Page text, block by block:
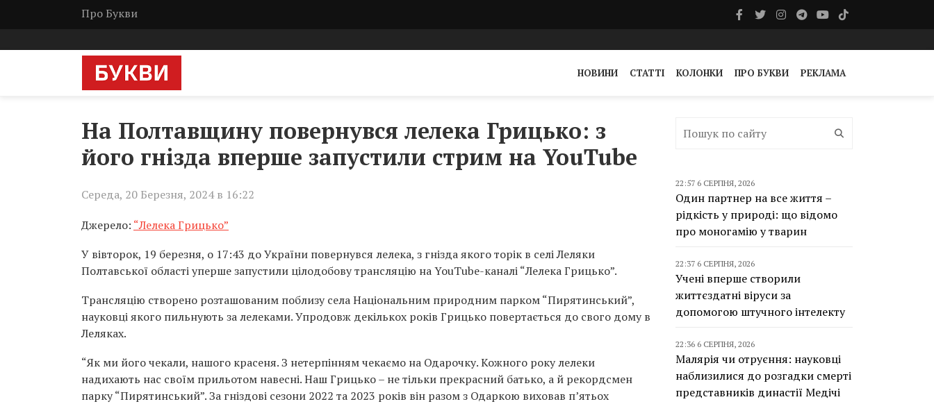
Про Букви
НОВИНИ СТАТТІ КОЛОНКИ ПРО БУКВИ РЕКЛАМА
На Полтавщину повернувся лелека Грицько: з
його гнізда вперше запустили стрим на YouTube
Середа, 20 Березня, 2024 в 16:22
Джерело: “Лелека Грицько”
У вівторок, 19 березня, о 17:43 до України повернувся лелека, з гнізда якого торік в селі Леляки
Полтавської області уперше запустили цілодобову трансляцію на YouTube-каналі “Лелека Грицько”.
Трансляцію створено розташованим поблизу села Національним природним парком “Пирятинський”,
науковці якого пильнують за лелеками. Упродовж декількох років Грицько повертається до свого дому в
Леляках.
“Як ми його чекали, нашого красеня. З нетерпінням чекаємо на Одарочку. Кожного року лелеки
надихають нас своїм прильотом навесні. Наш Грицько – не тільки прекрасний батько, а й рекордсмен
парку “Пирятинський”. За гніздові сезони 2022 та 2023 років він разом з Одаркою виховав п’ятьох
22:57 6 СЕРПНЯ, 2026
Один партнер на все життя –
рідкість у природі: що відомо
про моногамію у тварин
22:37 6 СЕРПНЯ, 2026
Учені вперше створили
життєздатні віруси за
допомогою штучного інтелекту
22:36 6 СЕРПНЯ, 2026
Малярія чи отруєння: науковці
наблизилися до розгадки смерті
представників династії Медічі